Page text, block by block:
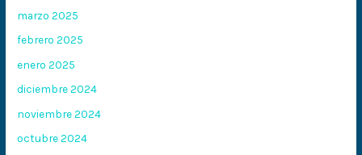
marzo 2025
febrero 2025
enero 2025
diciembre 2024
noviembre 2024
octubre 2024